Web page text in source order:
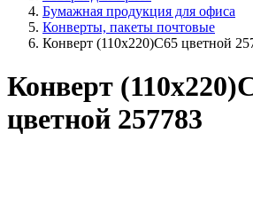
Бумажная продукция для офиса
Конверты, пакеты почтовые
Конверт (110x220)С65 цветной
Конверт
цветной 257783